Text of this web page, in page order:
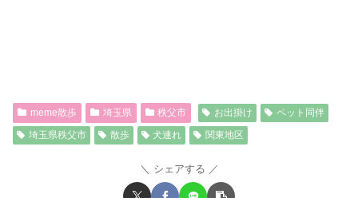
meme散歩 埼玉県 秩父市 お出掛け
ペット同伴
埼玉県秩父市
散歩 犬連れ 関東地区
シェアする